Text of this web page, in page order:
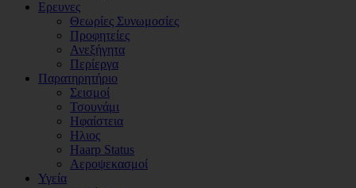
Ερευνες
Θεωρίες Συνωμοσίες
Προφητείες
Ανεξήγητα
Περίεργα
Παρατηρητήριο
Σεισμοί
Τσουνάμι
Ηφαίστεια
Ηλιος
Haarp Status
Αεροψεκασμοί
Υγεία